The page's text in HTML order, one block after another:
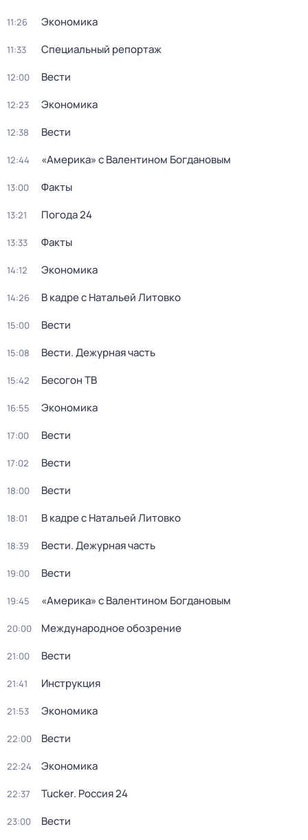
11:26 Экономика
11:33 Специальный репортаж
12:00 Вести
12:23 Экономика
12:38 Вести
12:44 «Америка» с Валентином Богдановым
13:00 Факты
13:21 Погода 24
13:33 Факты
14:12 Экономика
14:26 В кадре с Натальей Литовко
15:00 Вести
15:08 Вести. Дежурная часть
15:42 Бесогон ТВ
16:55 Экономика
17:00 Вести
17:02 Вести
18:00 Вести
18:01 В кадре с Натальей Литовко
18:39 Вести. Дежурная часть
19:00 Вести
19:45 «Америка» с Валентином Богдановым
20:00 Международное обозрение
21:00 Вести
21:41 Инструкция
21:53 Экономика
22:00 Вести
22:24 Экономика
22:37 Tucker. Россия 24
23:00 Вести